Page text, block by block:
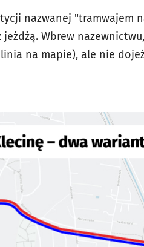
nazwanej "tramwajem
Wbrew
na mapie), ale nie